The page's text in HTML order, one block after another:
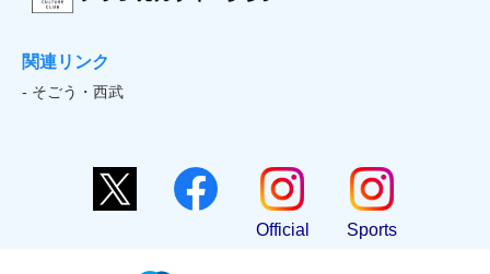
関連リンク
- そごう・西武
Official Sports